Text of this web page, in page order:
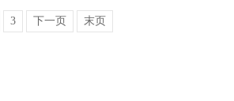
3 下一页 末页